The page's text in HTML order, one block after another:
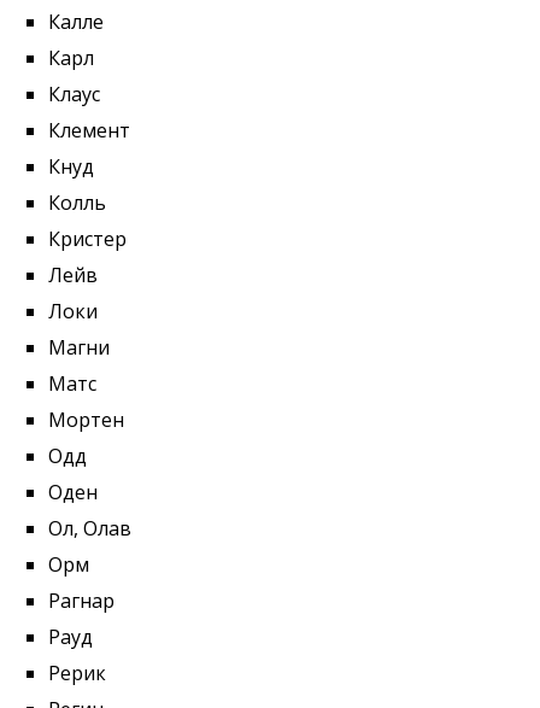
Калле
Карл
Клаус
Клемент
Кнуд
Колль
Кристер
Лейв
Локи
Магни
Матс
Мортен
Одд
Оден
Ол, Олав
Орм
Рагнар
Рауд
Рерик